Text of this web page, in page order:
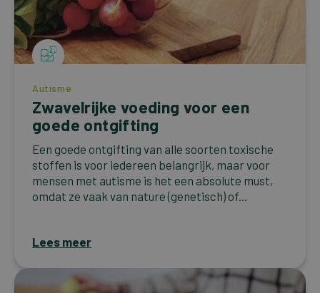
Autisme
Zwavelrijke voeding voor een
goede ontgifting
Een goede ontgifting van alle soorten toxische
stoffen is voor iedereen belangrijk, maar voor
mensen met autisme is het een absolute must,
omdat ze vaak van nature (genetisch) of...
Lees meer